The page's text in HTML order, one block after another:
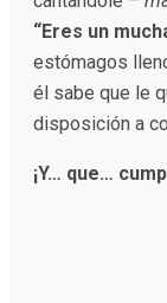
“Eres un
estómagos
él sabe que le
disposición a
¡Y… que…